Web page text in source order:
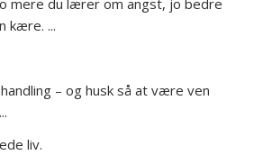
mere du lærer om angst, jo bedre
kære. ...
– og husk så at være ven
liv.